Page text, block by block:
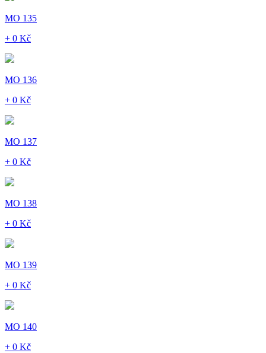
MO 135
+ 0 Kč
MO 136
+ 0 Kč
MO 137
+ 0 Kč
MO 138
+ 0 Kč
MO 139
+ 0 Kč
MO 140
+ 0 Kč